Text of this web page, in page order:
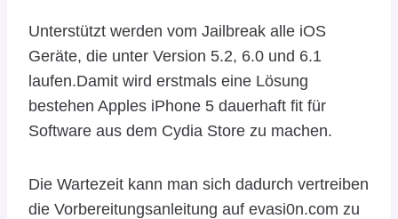
Unterstützt werden vom Jailbreak alle iOS
Geräte, die unter Version 5.2, 6.0 und 6.1
laufen.Damit wird erstmals eine Lösung
bestehen Apples iPhone 5 dauerhaft fit für
Software aus dem Cydia Store zu machen.
Die Wartezeit kann man sich dadurch vertreiben
die Vorbereitungsanleitung auf evasi0n.com zu